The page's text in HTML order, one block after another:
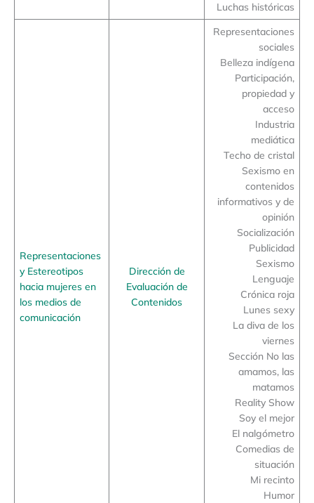
Luchas históricas
Representaciones
y Estereotipos
hacia mujeres en
los medios de
comunicación
Dirección de
Evaluación de
Contenidos
Representaciones
sociales
Belleza indígena
Participación,
propiedad y
acceso
Industria
mediática
Techo de cristal
Sexismo en
contenidos
informativos y de
opinión
Socialización
Publicidad
Sexismo
Lenguaje
Crónica roja
Lunes sexy
La diva de los
viernes
Sección No las
amamos, las
matamos
Reality Show
Soy el mejor
El nalgómetro
Comedias de
situación
Mi recinto
Humor